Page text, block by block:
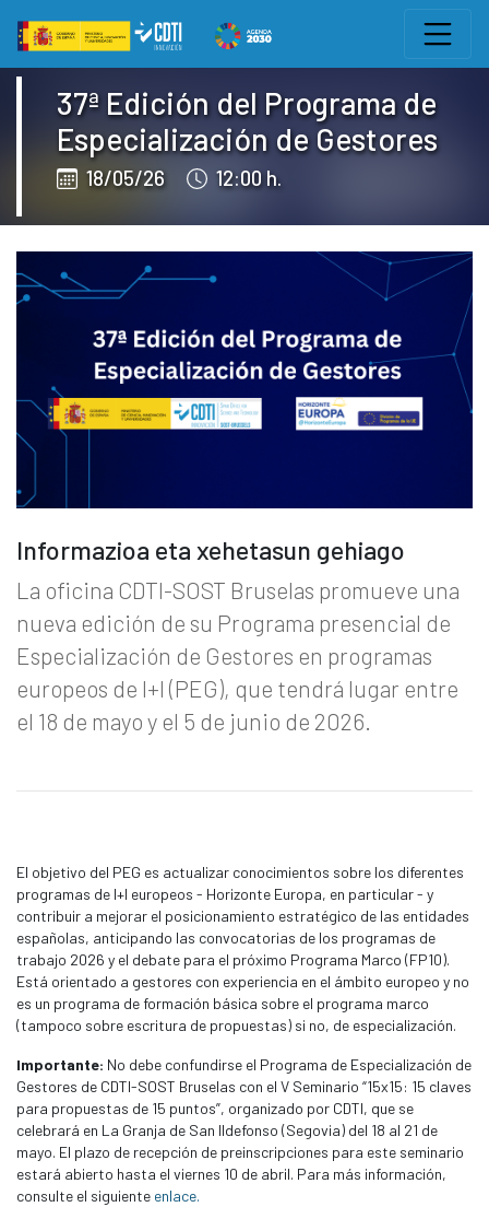
Eventos CDTI
37ª Edición del Programa de
Especialización de Gestores
18/05/26 12:00 h.
Informazioa eta xehetasun gehiago
La oficina CDTI-SOST Bruselas promueve una
nueva edición de su Programa presencial de
Especialización de Gestores en programas
europeos de I+I (PEG), que tendrá lugar entre
el 18 de mayo y el 5 de junio de 2026.
El objetivo del PEG es actualizar conocimientos sobre los diferentes
programas de I+I europeos - Horizonte Europa, en particular - y
contribuir a mejorar el posicionamiento estratégico de las entidades
españolas, anticipando las convocatorias de los programas de
trabajo 2026 y el debate para el próximo Programa Marco (FP10).
Está orientado a gestores con experiencia en el ámbito europeo y no
es un programa de formación básica sobre el programa marco
(tampoco sobre escritura de propuestas) si no, de especialización.
Importante: No debe confundirse el Programa de Especialización de
Gestores de CDTI-SOST Bruselas con el V Seminario “15x15: 15 claves
para propuestas de 15 puntos”, organizado por CDTI, que se
celebrará en La Granja de San Ildefonso (Segovia) del 18 al 21 de
mayo. El plazo de recepción de preinscripciones para este seminario
estará abierto hasta el viernes 10 de abril. Para más información,
consulte el siguiente enlace.